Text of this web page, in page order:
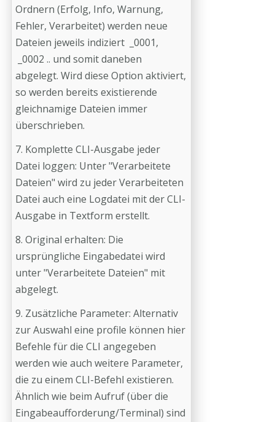
Ordnern (Erfolg, Info, Warnung,
Fehler, Verarbeitet) werden neue
Dateien jeweils indiziert _0001,
_0002 .. und somit daneben
abgelegt. Wird diese Option aktiviert,
so werden bereits existierende
gleichnamige Dateien immer
überschrieben.
7. Komplette CLI-Ausgabe jeder
Datei loggen: Unter "Verarbeitete
Dateien" wird zu jeder Verarbeiteten
Datei auch eine Logdatei mit der CLI-
Ausgabe in Textform erstellt.
8. Original erhalten: Die
ursprüngliche Eingabedatei wird
unter "Verarbeitete Dateien" mit
abgelegt.
9. Zusätzliche Parameter: Alternativ
zur Auswahl eine profile können hier
Befehle für die CLI angegeben
werden wie auch weitere Parameter,
die zu einem CLI-Befehl existieren.
Ähnlich wie beim Aufruf (über die
Eingabeaufforderung/Terminal) sind